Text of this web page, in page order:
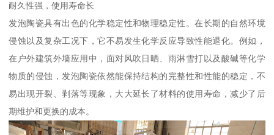
耐久性强，使用寿命长
发泡陶瓷具有出色的化学稳定性和物理稳定性。在长期的自然环境
侵蚀以及复杂工况下，它不易发生化学反应导致性能退化。例如，
在户外建筑外墙应用中，面对风吹日晒、雨淋雪打以及酸碱等化学
物质的侵蚀，发泡陶瓷依然能保持结构的完整性和性能的稳定，不
易出现开裂、剥落等现象，大大延长了材料的使用寿命，减少了后
期维护和更换的成本。